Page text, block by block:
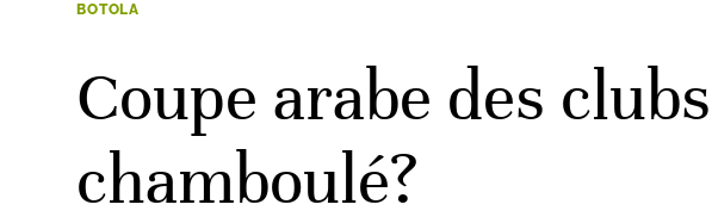
BOTOLA
Coupe arabe des
chamboulé?